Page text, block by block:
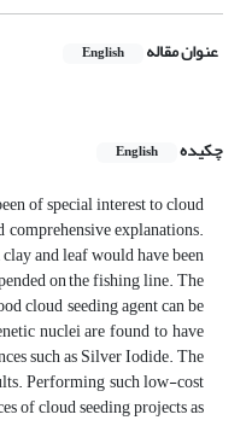
عنوان مقاله English
چکیده English
of special interest to cloud
explanations.
and leaf would have been
on the fishing line. The
cloud seeding agent can be
nuclei are found to have
such as Silver Iodide. The
Performing such low-cost
of cloud seeding projects as